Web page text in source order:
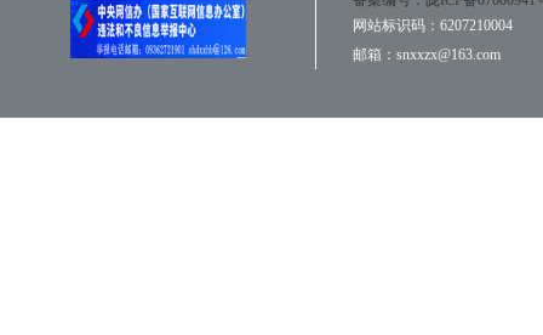
网站标识码：6207210004
邮箱：snxxzx@163.com